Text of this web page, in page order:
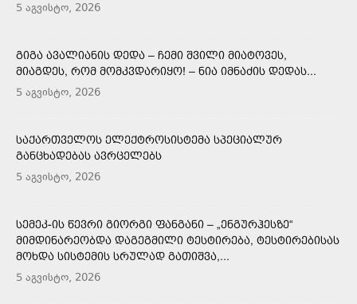
5 აგვისტო, 2026
ᲒᲘᲒᲐ ᲐᲕᲐᲚᲘᲐᲜᲘᲡ ᲓᲔᲓᲐ – ᲩᲔᲛᲘ ᲨᲕᲘᲚᲘ ᲛᲘᲐᲢᲝᲕᲔᲡ,
ᲛᲘᲐᲒᲓᲔᲡ, ᲠᲝᲛ ᲛᲝᲛᲙᲕᲓᲐᲠᲘᲧᲝ! – ᲜᲘᲐ ᲘᲛᲜᲐᲫᲘᲡ ᲓᲔᲓᲐᲡ...
5 აგვისტო, 2026
ᲡᲐᲥᲐᲠᲗᲕᲔᲚᲝᲡ ᲔᲚᲔᲥᲢᲠᲝᲡᲘᲡᲢᲔᲛᲐ ᲡᲞᲔᲪᲘᲐᲚᲣᲠ
ᲒᲐᲜᲪᲮᲐᲓᲔᲑᲐᲡ ᲐᲕᲠᲪᲔᲚᲔᲑᲡ
5 აგვისტო, 2026
ᲡᲔᲛᲔᲙ-ᲘᲡ ᲬᲔᲕᲠᲘ ᲒᲘᲝᲠᲒᲘ ᲤᲐᲜᲒᲐᲜᲘ – „ᲔᲜᲒᲣᲠᲰᲔᲡᲖᲔ“
ᲛᲘᲛᲓᲘᲜᲐᲠᲔᲝᲑᲓᲐ ᲓᲐᲒᲔᲒᲛᲘᲚᲘ ᲢᲔᲡᲢᲘᲠᲔᲑᲐ, ᲢᲔᲡᲢᲘᲠᲔᲑᲘᲡᲐᲡ
ᲛᲝᲮᲓᲐ ᲡᲘᲡᲢᲔᲛᲘᲡ ᲡᲠᲣᲚᲐᲓ ᲒᲐᲗᲘᲨᲕᲐ,...
5 აგვისტო, 2026